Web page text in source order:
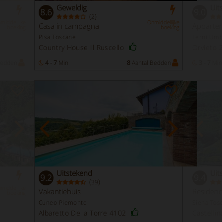
8.6 Geweldig
(2 )
Onmiddellijke
boeking
Casa in campagna
Pisa Toscane
Country House Il Ruscello
4 - 7 Min 8 Aantal Bedden
9.2 Uitstekend
( 39)
Vakantiehuis
Cuneo Piemonte
Albaretto Della Torre 4102